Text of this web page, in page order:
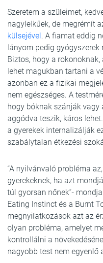
Szeretem a szüleimet,
nagylelkűek, de megrémít
külsejével. A fiamat eddig
lányom pedig
Biztos, hogy a
lehet magukban tartani a
azonban ez a fizikai
nem egészséges. A
hogy bóknak szánják vagy
aggódva teszik, káros
a gyerekek internalizálják
szabálytalan étkezési
“A nyilvánvaló probléma
gyerekeknek, ha azt
túl gyorsan nőnek”- mondja
Eating Instinct és a Burnt
megnyilatkozások azt az
olyan probléma, amelyet
kontrollálni a
nagyobb test nem egyenlő